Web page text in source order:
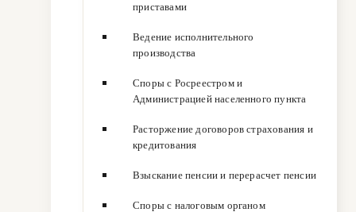
приставами
Ведение исполнительного
производства
Споры с Росреестром и
Администрацией населенного пункта
Расторжение договоров страхования и
кредитования
Взыскание пенсии и перерасчет пенсии
Споры с налоговым органом